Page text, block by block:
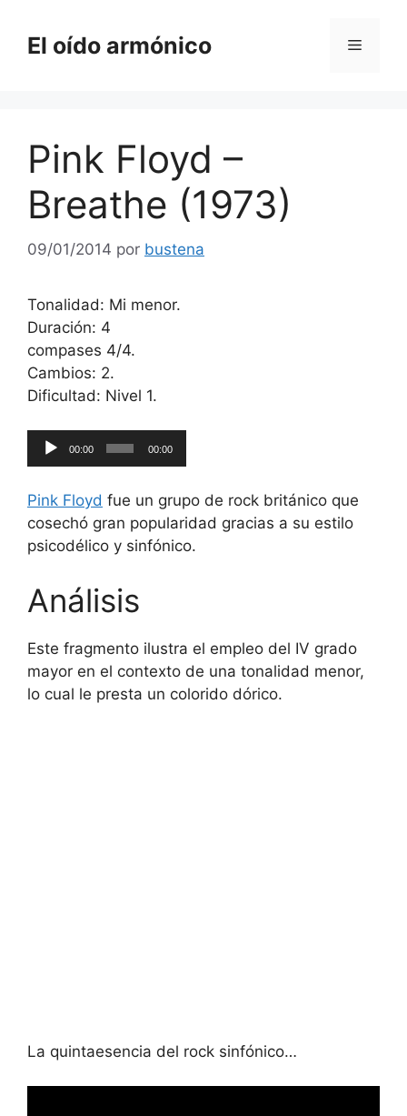
contenido
El oído armónico Menú
Pink Floyd –
Breathe (1973)
09/01/2014 por bustena
Tonalidad: Mi menor.
Duración: 4
compases 4/4.
Cambios: 2.
Dificultad: Nivel 1.
Reproductor
de
00:00 00:00
Pink Floyd fue un grupo de rock británico que
cosechó gran popularidad gracias a su estilo
psicodélico y sinfónico.
Análisis
Este fragmento ilustra el empleo del IV grado
mayor en el contexto de una tonalidad menor,
lo cual le presta un colorido dórico.
La quintaesencia del rock sinfónico…